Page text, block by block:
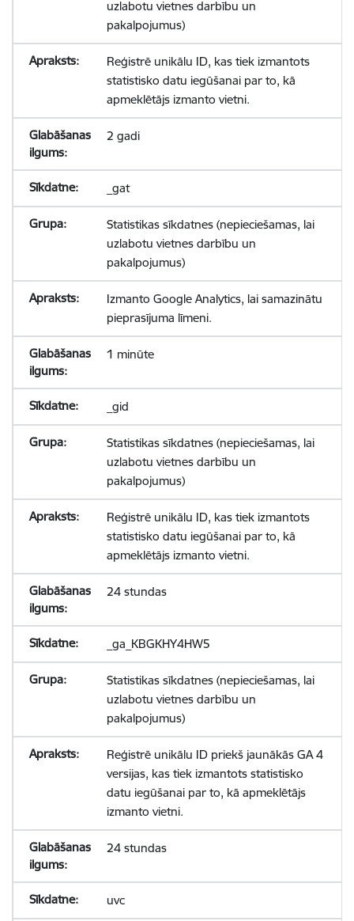
uzlabotu vietnes darbību un
pakalpojumus)
Reģistrē unikālu ID, kas tiek izmantots
statistisko datu iegūšanai par to, kā
apmeklētājs izmanto vietni.
2 gadi
_gat
Statistikas sīkdatnes (nepieciešamas, lai
uzlabotu vietnes darbību un
pakalpojumus)
Izmanto Google Analytics, lai samazinātu
pieprasījuma līmeni.
1 minūte
_gid
Statistikas sīkdatnes (nepieciešamas, lai
uzlabotu vietnes darbību un
pakalpojumus)
Reģistrē unikālu ID, kas tiek izmantots
statistisko datu iegūšanai par to, kā
apmeklētājs izmanto vietni.
24 stundas
_ga_KBGKHY4HW5
Statistikas sīkdatnes (nepieciešamas, lai
uzlabotu vietnes darbību un
pakalpojumus)
Reģistrē unikālu ID priekš jaunākās GA 4
versijas, kas tiek izmantots statistisko
datu iegūšanai par to, kā apmeklētājs
izmanto vietni.
24 stundas
uvc